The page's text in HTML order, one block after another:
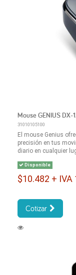
Mouse GENIUS
31010105100
El mouse Genius
precisión en tus
diario en cualquier
Disponible
$10.482 + IVA
Cotizar